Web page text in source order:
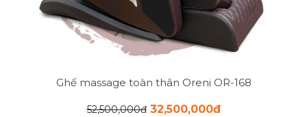
Ghế massage toàn thân Oreni OR-168
52,500,000đ 32,500,000đ